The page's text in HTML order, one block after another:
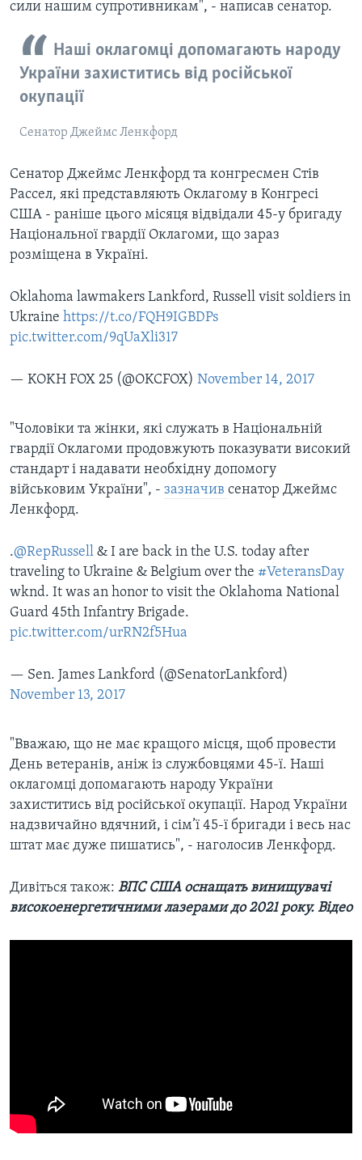
сили нашим супротивникам", - написав сенатор.
Наші оклагомці допомагають народу
України захиститись від російської
окупації
Сенатор Джеймс Ленкфорд
Сенатор Джеймс Ленкфорд та конгресмен Стів
Рассел, які представляють Оклагому в Конгресі
США - раніше цього місяця відвідали 45-у бригаду
Національної гвардії Оклагоми, що зараз
розміщена в Україні.
Oklahoma lawmakers Lankford, Russell visit soldiers in
Ukraine https://t.co/FQH9IGBDPs
pic.twitter.com/9qUaXli317
— KOKH FOX 25 (@OKCFOX) November 14, 2017
"Чоловіки та жінки, які служать в Національній
гвардії Оклагоми продовжують показувати високий
стандарт і надавати необхідну допомогу
військовим України", - зазначив сенатор Джеймс
Ленкфорд.
.@RepRussell & I are back in the U.S. today after
traveling to Ukraine & Belgium over the #VeteransDay
wknd. It was an honor to visit the Oklahoma National
Guard 45th Infantry Brigade.
pic.twitter.com/urRN2f5Hua
— Sen. James Lankford (@SenatorLankford)
November 13, 2017
"Вважаю, що не має кращого місця, щоб провести
День ветеранів, аніж із службовцями 45-ї. Наші
оклагомці допомагають народу України
захиститись від російської окупації. Народ України
надзвичайно вдячний, і сім’ї 45-ї бригади і весь нас
штат має дуже пишатись", - наголосив Ленкфорд.​
Дивіться також: ВПС CША оснащать винищувачі
високоенергетичними лазерами до 2021 року. Відео